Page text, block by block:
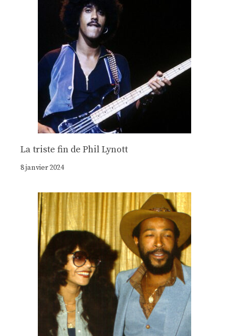
La triste fin de Phil Lynott
8 janvier 2024